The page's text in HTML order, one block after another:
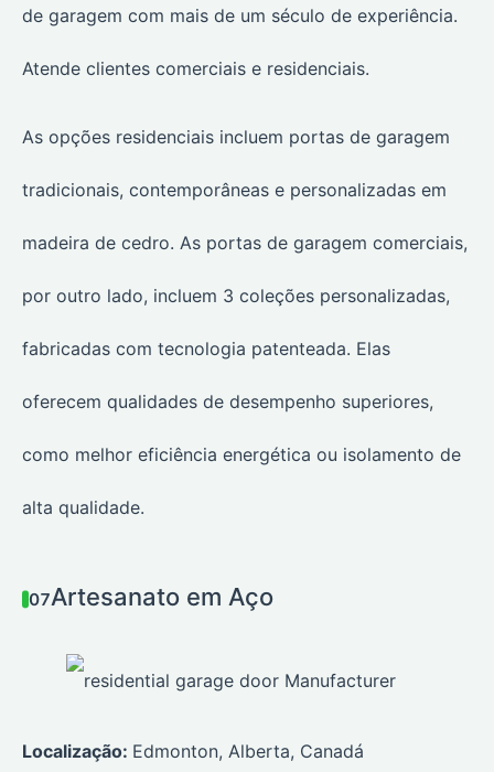
de garagem com mais de um século de experiência.
Atende clientes comerciais e residenciais.
As opções residenciais incluem portas de garagem
tradicionais, contemporâneas e personalizadas em
madeira de cedro. As portas de garagem comerciais,
por outro lado, incluem 3 coleções personalizadas,
fabricadas com tecnologia patenteada. Elas
oferecem qualidades de desempenho superiores,
como melhor eficiência energética ou isolamento de
alta qualidade.
07Artesanato em Aço
Localização: Edmonton, Alberta, Canadá